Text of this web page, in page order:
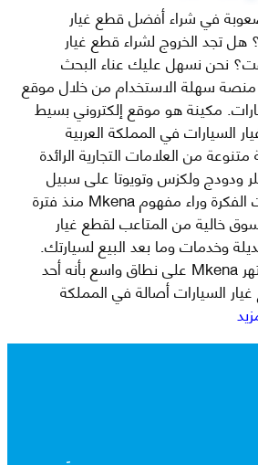
في شراء أفضل قطع غيار
هل تجد الخروج لشراء قطع غيار
نحن نسهل عليك عناء البحث
منصة سهلة الاستخدام من خلال موقع
مكينة هو موقع إلكتروني بسيط
السيارات في المملكة العربية
من العلامات التجارية الرائدة
ودودج ولكزس وتويوتا على سبيل
المثال لا الحصر. نشأت الفكرة وراء مفهوم Mkena منذ فترة
خالية من المتاعب لقطع غيار
وخدمات وما بعد البيع لسيارتك.
ومنذ ذلك الحين ، اشتهر Mkena على نطاق واسع بأنه أحد
السيارات أصالة في المملكة